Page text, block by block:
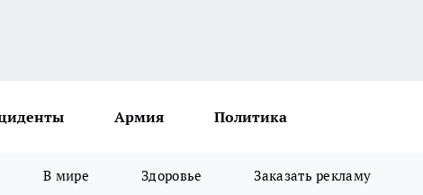
Армия Политика
В мире Здоровье Заказать рекламу